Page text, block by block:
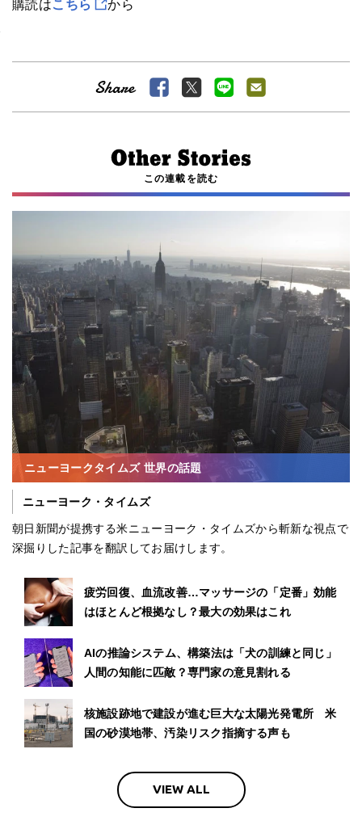
購読はこちら から
この連載を読む
ニューヨークタイムズ 世界の話題
ニューヨーク・タイムズ
朝日新聞が提携する米ニューヨーク・タイムズから斬新な視点で
深掘りした記事を翻訳してお届けします。
疲労回復、血流改善…マッサージの「定番」効能
はほとんど根拠なし？最大の効果はこれ
AIの推論システム、構築法は「犬の訓練と同じ」
人間の知能に匹敵？専門家の意見割れる
核施設跡地で建設が進む巨大な太陽光発電所 米
国の砂漠地帯、汚染リスク指摘する声も
VIEW ALL